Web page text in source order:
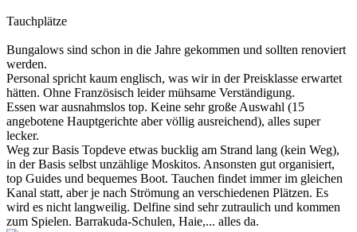
Tauchplätze
Bungalows sind schon in die Jahre gekommen und sollten renoviert
werden.
Personal spricht kaum englisch, was wir in der Preisklasse erwartet
hätten. Ohne Französisch leider mühsame Verständigung.
Essen war ausnahmslos top. Keine sehr große Auswahl (15
angebotene Hauptgerichte aber völlig ausreichend), alles super
lecker.
Weg zur Basis Topdeve etwas bucklig am Strand lang (kein Weg),
in der Basis selbst unzählige Moskitos. Ansonsten gut organisiert,
top Guides und bequemes Boot. Tauchen findet immer im gleichen
Kanal statt, aber je nach Strömung an verschiedenen Plätzen. Es
wird es nicht langweilig. Delfine sind sehr zutraulich und kommen
zum Spielen. Barrakuda-Schulen, Haie,... alles da.